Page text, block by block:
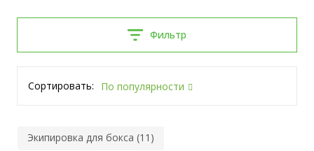
Фильтр
Сортировать: По популярности
Экипировка для бокса (11)